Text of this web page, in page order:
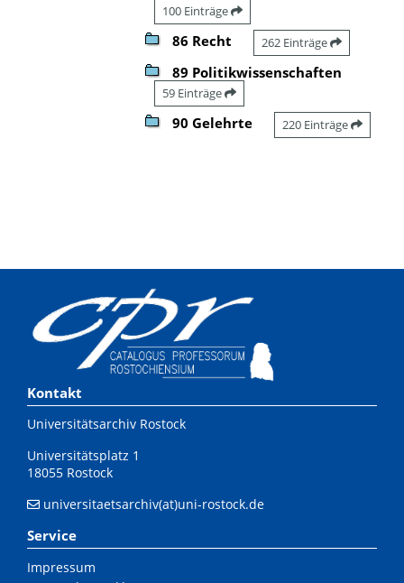
100 Einträge
86 Recht 262 Einträge
89 Politikwissenschaften
59 Einträge
90 Gelehrte 220 Einträge
Kontakt
Universitätsarchiv Rostock
Universitätsplatz 1
18055 Rostock
universitaetsarchiv(at)uni-rostock.de
Service
Impressum